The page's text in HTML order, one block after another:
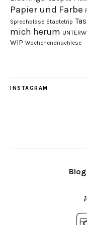
Papier und Farbe
Sprechblase Städtetrip
mich herum
WIP Wochenendnachlese
INSTAGRAM